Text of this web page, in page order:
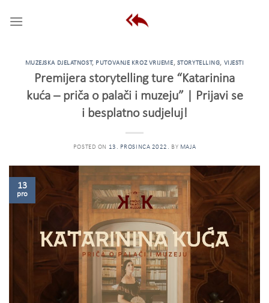
MUZEJSKA DJELATNOST, PUTOVANJE KROZ VRIJEME, STORYTELLING, VIJESTI
Premijera storytelling ture “Katarinina
kuća – priča o palači i muzeju” | Prijavi se
i besplatno sudjeluj!
POSTED ON 13. PROSINCA 2022. BY MAJA
13
pro